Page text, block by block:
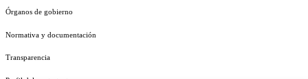
Órganos de gobierno
Normativa y documentación
Transparencia